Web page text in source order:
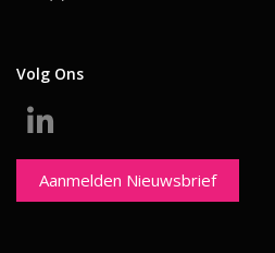
Volg Ons
Aanmelden Nieuwsbrief